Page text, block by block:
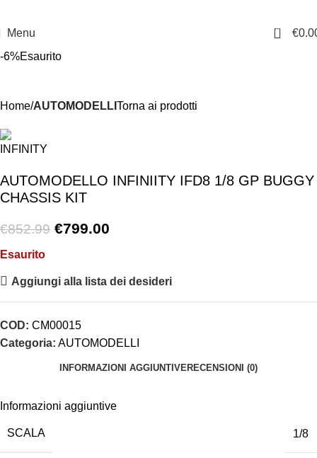
Menu 0 €
-6%Esaurito
Home AUTOMODELLI Torna ai prodotti
AUTOMODELLO INFINIITY IFD8 1/8 GP BUGGY
CHASSIS KIT
€852.99 €799.00
Esaurito
Aggiungi alla lista dei desideri
COD: CM00015
Categoria: AUTOMODELLI
INFORMAZIONI AGGIUNTIVERECENSIONI (0)
Informazioni aggiuntive
SCALA 1/8